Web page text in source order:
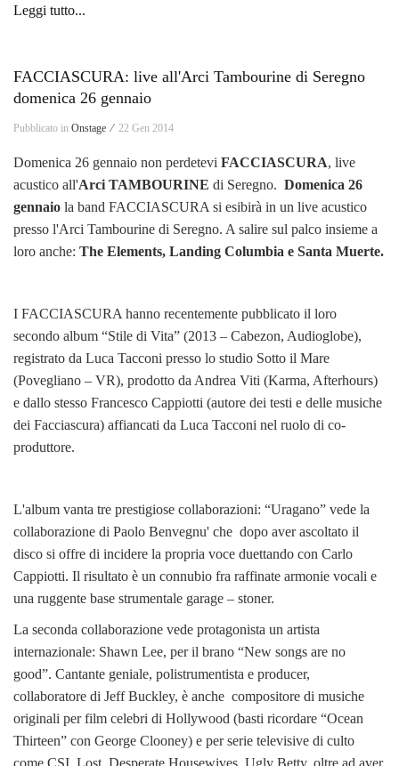
Leggi tutto...
FACCIASCURA: live all'Arci Tambourine di Seregno
domenica 26 gennaio
Pubblicato in Onstage ⁄ 22 Gen 2014
Domenica 26 gennaio non perdetevi FACCIASCURA, live
acustico all'Arci TAMBOURINE di Seregno. Domenica 26
gennaio la band FACCIASCURA si esibirà in un live acustico
presso l'Arci Tambourine di Seregno. A salire sul palco insieme a
loro anche: The Elements, Landing Columbia e Santa Muerte.
I FACCIASCURA hanno recentemente pubblicato il loro
secondo album “Stile di Vita” (2013 – Cabezon, Audioglobe),
registrato da Luca Tacconi presso lo studio Sotto il Mare
(Povegliano – VR), prodotto da Andrea Viti (Karma, Afterhours)
e dallo stesso Francesco Cappiotti (autore dei testi e delle musiche
dei Facciascura) affiancati da Luca Tacconi nel ruolo di co-
produttore.
L'album vanta tre prestigiose collaborazioni: “Uragano” vede la
collaborazione di Paolo Benvegnu' che dopo aver ascoltato il
disco si offre di incidere la propria voce duettando con Carlo
Cappiotti. Il risultato è un connubio fra raffinate armonie vocali e
una ruggente base strumentale garage – stoner.
La seconda collaborazione vede protagonista un artista
internazionale: Shawn Lee, per il brano “New songs are no
good”. Cantante geniale, polistrumentista e producer,
collaboratore di Jeff Buckley, è anche compositore di musiche
originali per film celebri di Hollywood (basti ricordare “Ocean
Thirteen” con George Clooney) e per serie televisive di culto